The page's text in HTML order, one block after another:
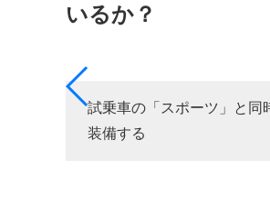
いるか？
試乗車の「スポーツ」と同
装備する